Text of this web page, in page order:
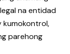
na entidad
kumokontrol,
parehong